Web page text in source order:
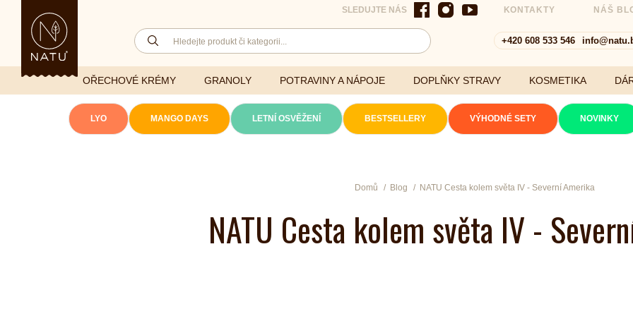
SLEDUJTE NÁS KONTAKTY NÁŠ
+420 608 533 546
OŘECHOVÉ KRÉMY GRANOLY POTRAVINY A NÁPOJE DOPLŇKY STRAVY
Přírodní extrakty
KOSMETIKA
LYO MANGO DAYS LETNÍ OSVĚŽENÍ BESTSELLERY VÝHODNÉ SETY NOVINKY
Domů Blog NATU Cesta kolem světa IV - Severní Amerika
NATU Cesta kolem světa IV -